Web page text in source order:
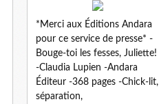
*Merci aux Éditions Andara
pour ce service de presse* -
Bouge-toi les fesses, Juliette!
-Claudia Lupien -Andara
Éditeur -368 pages -Chick-lit,
séparation,